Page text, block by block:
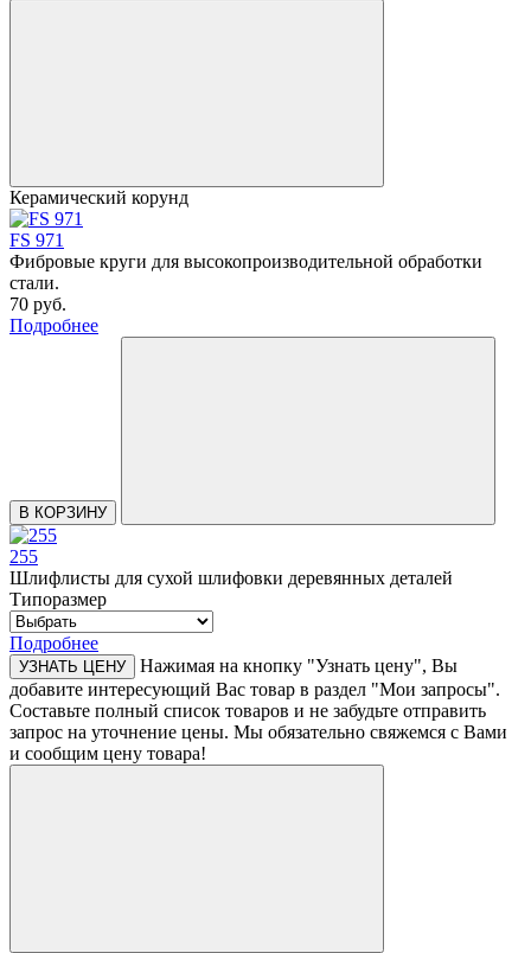
Керамический корунд
FS 971
Фибровые круги для высокопроизводительной обработки
стали.
70 руб.
Подробнее
В КОРЗИНУ
255
Шлифлисты для сухой шлифовки деревянных деталей
Типоразмер
Подробнее
УЗНАТЬ ЦЕНУ
Нажимая на кнопку "Узнать цену", Вы
добавите интересующий Вас товар в раздел "Мои запросы".
Составьте полный список товаров и не забудьте отправить
запрос на уточнение цены. Мы обязательно свяжемся с Вами
и сообщим цену товара!